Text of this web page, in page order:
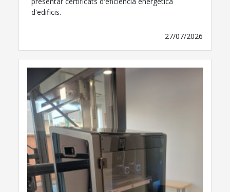
d'edificis.
27/07/2026